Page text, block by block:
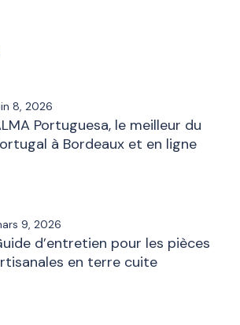
8, 2026
Portuguesa, le meilleur du
à Bordeaux et en ligne
9, 2026
d’entretien pour les pièces
en terre cuite